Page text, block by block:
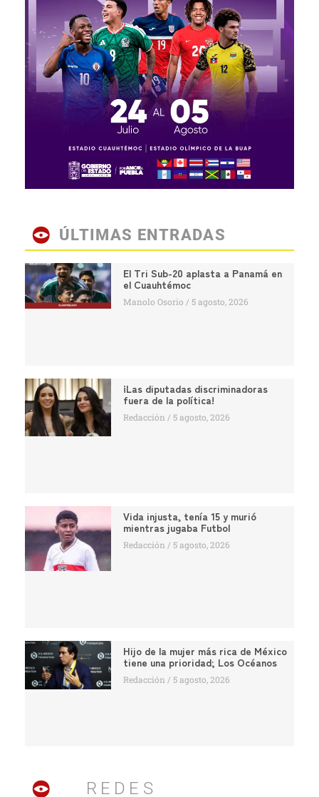
ÚLTIMAS ENTRADAS
El Tri Sub-20 aplasta a Panamá en
el Cuauhtémoc
Manolo Osorio 5 agosto, 2026
¡Las diputadas discriminadoras
fuera de la política!
Redacción 5 agosto, 2026
Vida injusta, tenía 15 y murió
mientras jugaba Futbol
Redacción 5 agosto, 2026
Hijo de la mujer más rica de México
tiene una prioridad; Los Océanos
Redacción 5 agosto, 2026
REDES